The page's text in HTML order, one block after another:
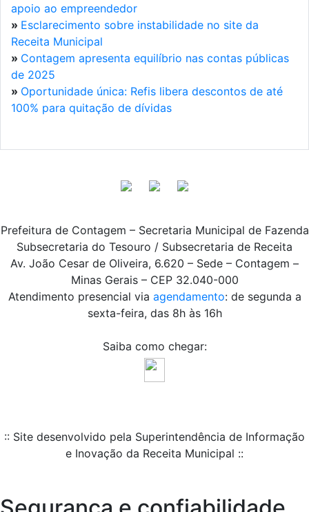
apoio ao empreendedor
» Esclarecimento sobre instabilidade no site da
Receita Municipal
» Contagem apresenta equilíbrio nas contas públicas
de 2025
» Oportunidade única: Refis libera descontos de até
100% para quitação de dívidas
Prefeitura de Contagem – Secretaria Municipal de Fazenda
Subsecretaria do Tesouro / Subsecretaria de Receita
Av. João Cesar de Oliveira, 6.620 – Sede – Contagem –
Minas Gerais – CEP 32.040-000
Atendimento presencial via agendamento: de segunda a
sexta-feira, das 8h às 16h
Saiba como chegar:
:: Site desenvolvido pela Superintendência de Informação
e Inovação da Receita Municipal ::